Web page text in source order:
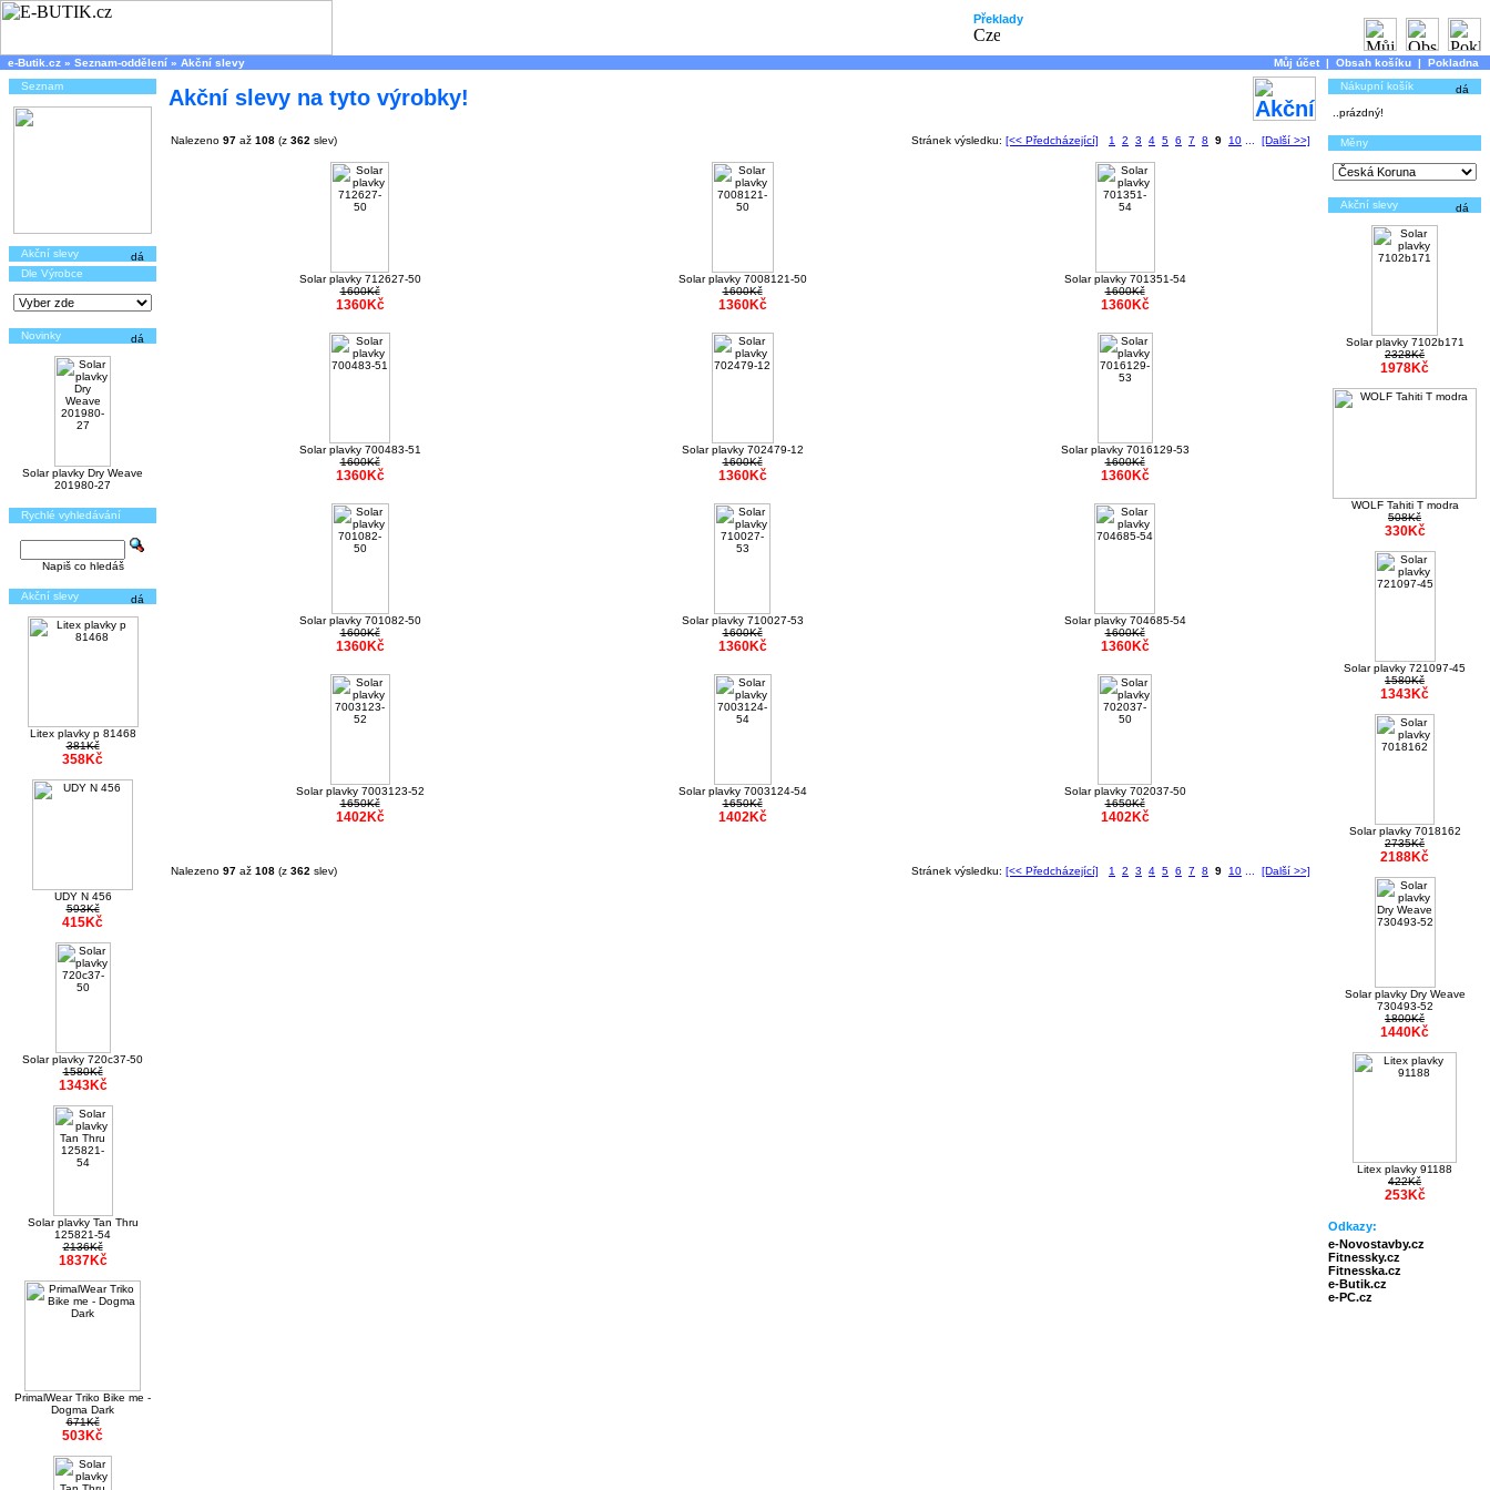
Překlady
e-Butik.cz » Seznam-oddělení » Akční slevy Můj účet | Obsah košíku | Pokladna
Seznam
Akční slevy
Dle Výrobce
Novinky
Solar plavky Dry Weave
201980-27
Rychlé vyhledávání
Napiš co hledáš
Akční slevy
Litex plavky p 81468
381Kč
358Kč
UDY N 456
593Kč
415Kč
Solar plavky 720c37-50
1580Kč
1343Kč
Solar plavky Tan Thru
125821-54
2136Kč
1837Kč
PrimalWear Triko Bike me -
Dogma Dark
671Kč
503Kč
Akční slevy na tyto výrobky!
Nalezeno 97 až 108 (z 362 slev) Stránek výsledku: [<< Předcházející] 1 2 3 4 5 6 7 8 9 10 [Další >>]
Solar plavky 712627-50
1600Kč
1360Kč
Solar plavky 7008121-50
1600Kč
1360Kč
Solar plavky 701351-54
1600Kč
1360Kč
Solar plavky 700483-51
1600Kč
1360Kč
Solar plavky 702479-12
1600Kč
1360Kč
Solar plavky 7016129-53
1600Kč
1360Kč
Solar plavky 701082-50
1600Kč
1360Kč
Solar plavky 710027-53
1600Kč
1360Kč
Solar plavky 704685-54
1600Kč
1360Kč
Solar plavky 7003123-52
1650Kč
1402Kč
Solar plavky 7003124-54
1650Kč
1402Kč
Solar plavky 702037-50
1650Kč
1402Kč
Nalezeno 97 až 108 (z 362 slev) Stránek výsledku: [<< Předcházející] 1 2 3 4 5 6 7 8 9 10 [Další >>]
Nákupní košík
..prázdný!
Měny
Akční slevy
Solar plavky 7102b171
2328Kč
1978Kč
WOLF Tahiti T modra
508Kč
330Kč
Solar plavky 721097-45
1580Kč
1343Kč
Solar plavky 7018162
2735Kč
2188Kč
Solar plavky Dry Weave
730493-52
1800Kč
1440Kč
Litex plavky 91188
422Kč
253Kč
Odkazy:
e-Novostavby.cz
Fitnessky.cz
Fitnesska.cz
e-Butik.cz
e-PC.cz